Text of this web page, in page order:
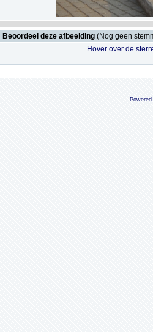
Beoordeel deze afbeelding (Nog geen
Hover over de